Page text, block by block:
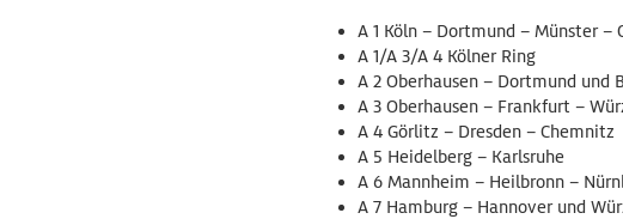
A 1 Köln – Dortmund – Münster –
A 1/A 3/A 4 Kölner Ring
A 2 Oberhausen – Dortmund und
A 3 Oberhausen – Frankfurt –
A 4 Görlitz – Dresden – Chemnitz
A 5 Heidelberg – Karlsruhe
A 6 Mannheim – Heilbronn –
A 7 Hamburg – Hannover und